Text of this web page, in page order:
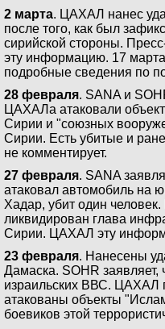
2 марта. ЦАХАЛ нанес
после того, как был
сирийской стороны.
эту информацию. 17
подробные сведения по
28 февраля. SANA и
ЦАХАЛа атаковали
Сирии и "союзных
Сирии. Есть убитые и
не комментирует.
27 февраля. SANA
атаковал автомобиль на
Хадар, убит один
ликвидирован глава
Сирии. ЦАХАЛ эту
23 февраля. Нанесены
Дамаска. SOHR заявляет,
израильских ВВС. ЦАХАЛ
атакованы объекты
боевиков этой